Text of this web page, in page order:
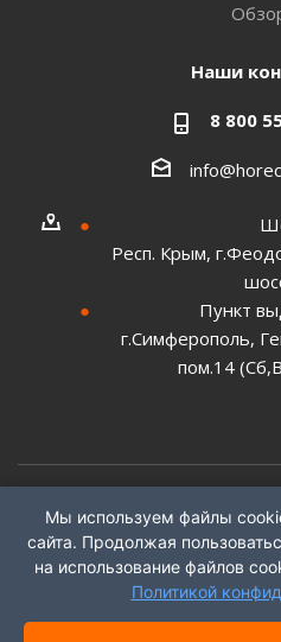
Наши
8 800
Респ. Крым,
Пункт
г.Симферополь,
пом.14
2026 ©ГК
Мы используем файлы
сайта. Продолжая
на использование файлов
Политикой